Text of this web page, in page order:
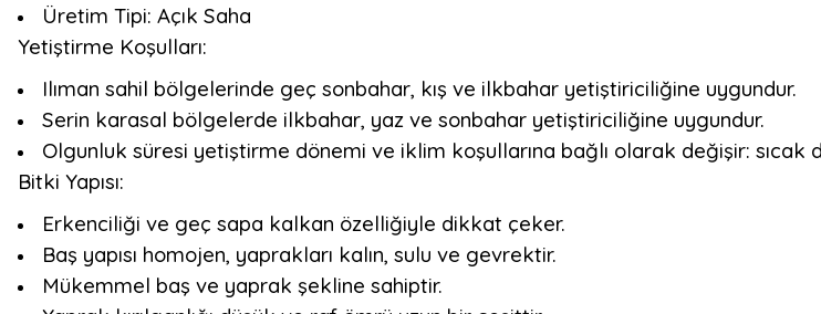
Üretim Tipi: Açık Saha
Yetiştirme Koşulları:
Ilıman sahil bölgelerinde geç sonbahar, kış ve ilkbahar yetiştiriciliğine uygundur.
Serin karasal bölgelerde ilkbahar, yaz ve sonbahar yetiştiriciliğine uygundur.
Olgunluk süresi yetiştirme dönemi ve iklim koşullarına bağlı olarak değişir:
Bitki Yapısı:
Erkenciliği ve geç sapa kalkan özelliğiyle dikkat çeker.
Baş yapısı homojen, yaprakları kalın, sulu ve gevrektir.
Mükemmel baş ve yaprak şekline sahiptir.